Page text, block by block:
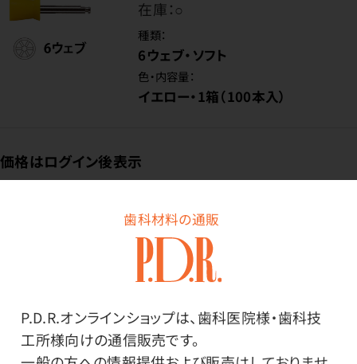
歯科材料の通販
P.D.R.オンラインショップは、歯科医院様・歯科技
工所様向けの通信販売です。
在庫：○
種類：
6ウェブ・ソフト
色・内容量：
イエロー・1箱（100本入）
価格はログイン後表示
商品番号：32-3161
在庫：○